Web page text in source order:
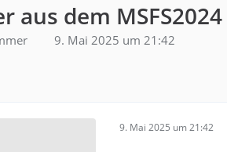
aus dem MSFS2024
9. Mai 2025 um 21:42
9. Mai 2025 um 21:42